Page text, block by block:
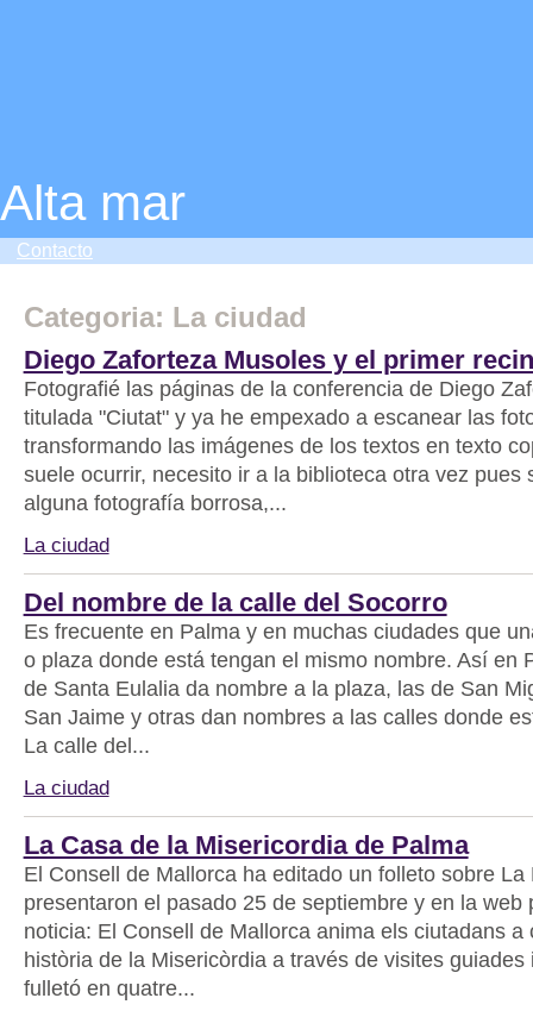
Alta mar
Contacto
Categoria: La ciudad
Diego Zaforteza Musoles y el primer
Fotografié las páginas de la conferencia de Diego
titulada "Ciutat" y ya he empexado a escanear las
transformando las imágenes de los textos en texto
suele ocurrir, necesito ir a la biblioteca otra vez pues
alguna fotografía borrosa,...
La ciudad
Del nombre de la calle del Socorro
Es frecuente en Palma y en muchas ciudades que
o plaza donde está tengan el mismo nombre. Así en
de Santa Eulalia da nombre a la plaza, las de San
San Jaime y otras dan nombres a las calles donde
La calle del...
La ciudad
La Casa de la Misericordia de Palma
El Consell de Mallorca ha editado un folleto sobre La
presentaron el pasado 25 de septiembre y en la web
noticia: El Consell de Mallorca anima els ciutadans a
història de la Misericòrdia a través de visites guiades
fulletó en quatre...